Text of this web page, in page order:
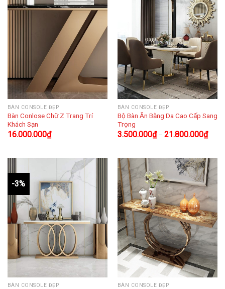
BÀN CONSOLE ĐẸP
Bàn Conlose Chữ Z Trang Trí
Khách Sạn
16.000.000₫
BÀN CONSOLE ĐẸP
Bộ Bàn Ăn Bằng Da Cao Cấp Sang
Trọng
3.500.000₫– 21.800.000₫
-3%
BÀN CONSOLE ĐẸP BÀN CONSOLE ĐẸP